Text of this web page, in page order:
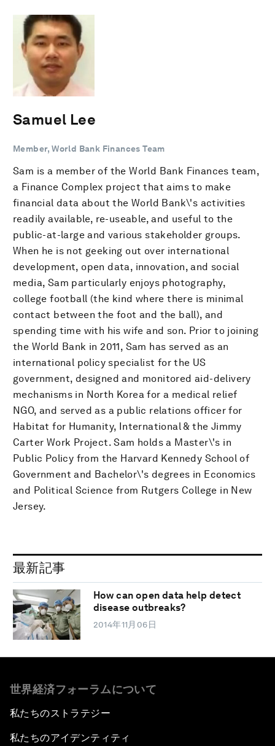
Samuel Lee
Member, World Bank Finances Team
Sam is a member of the World Bank Finances team,
a Finance Complex project that aims to make
financial data about the World Bank\'s activities
readily available, re-useable, and useful to the
public-at-large and various stakeholder groups.
When he is not geeking out over international
development, open data, innovation, and social
media, Sam particularly enjoys photography,
college football (the kind where there is minimal
contact between the foot and the ball), and
spending time with his wife and son. Prior to joining
the World Bank in 2011, Sam has served as an
international policy specialist for the US
government, designed and monitored aid-delivery
mechanisms in North Korea for a medical relief
NGO, and served as a public relations officer for
Habitat for Humanity, International & the Jimmy
Carter Work Project. Sam holds a Master\'s in
Public Policy from the Harvard Kennedy School of
Government and Bachelor\'s degrees in Economics
and Political Science from Rutgers College in New
Jersey.
最新記事
How can open data help detect
disease outbreaks?
2014年11月06日
世界経済フォーラムについて
私たちのストラテジー
私たちのアイデンティティ